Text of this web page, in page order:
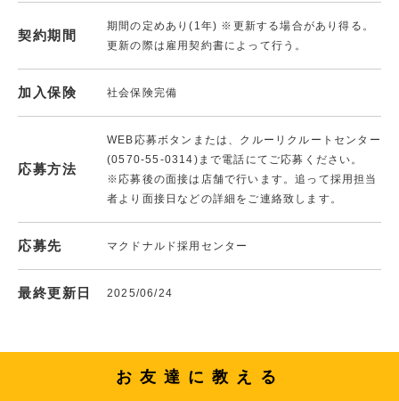
契約期間
期間の定めあり(1年) ※更新する場合があり得る。
更新の際は雇用契約書によって行う。
加入保険 社会保険完備
応募方法
WEB応募ボタンまたは、クルーリクルートセンター
(0570-55-0314)まで電話にてご応募ください。
※応募後の面接は店舗で行います。追って採用担当
者より面接日などの詳細をご連絡致します。
応募先 マクドナルド採用センター
最終更新日 2025/06/24
お友達に教える